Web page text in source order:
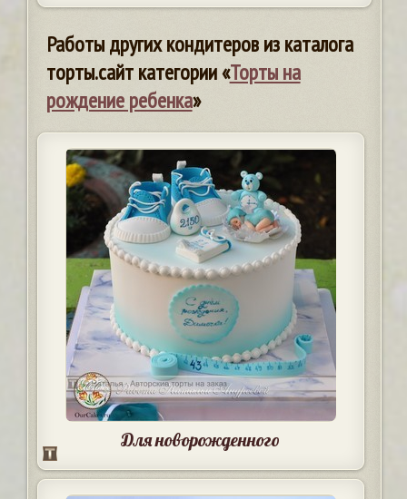
Работы других кондитеров из каталога
торты.сайт категории «Торты на
рождение ребенка»
Для новорожденного